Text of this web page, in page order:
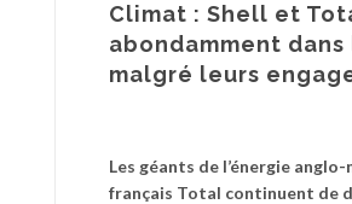
Climat : Shell et
abondamment
malgré leurs
Les géants de l’énergie
français Total continuent de